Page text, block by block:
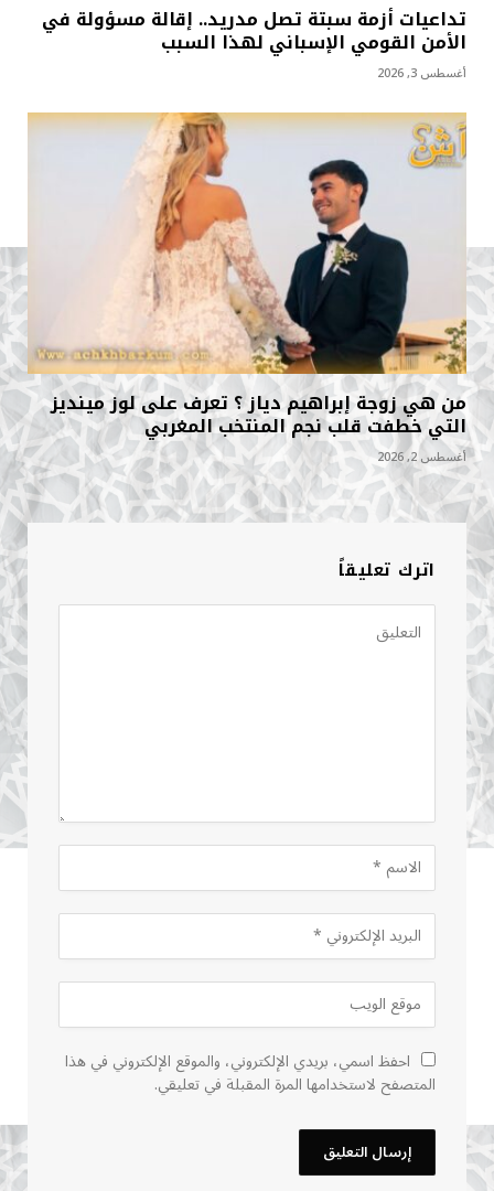
تداعيات أزمة سبتة تصل مدريد.. إقالة مسؤولة في
الأمن القومي الإسباني لهذا السبب
أغسطس 3, 2026
من هي زوجة إبراهيم دياز ؟ تعرف على لوز مينديز
التي خطفت قلب نجم المنتخب المغربي
أغسطس 2, 2026
اترك تعليقاً
احفظ اسمي، بريدي الإلكتروني، والموقع الإلكتروني في هذا
المتصفح لاستخدامها المرة المقبلة في تعليقي.